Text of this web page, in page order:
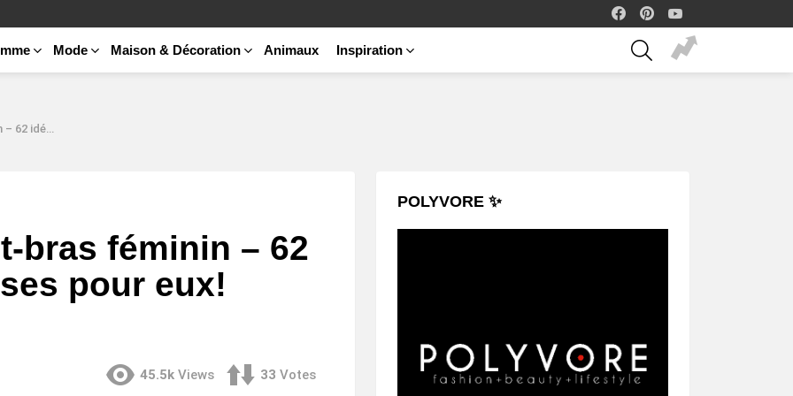
facebook
Mode Maison & Décoration Animaux Inspiration
SEARCH
eux! (Photos)
bras féminin – 62
pour eux!
45.5k Views 33 Votes
POLYVORE ✨